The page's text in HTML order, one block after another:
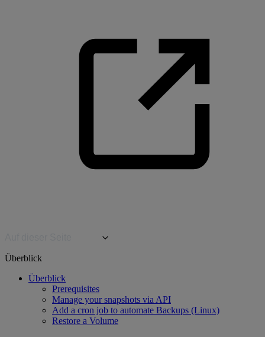
Überblick
Überblick
Prerequisites
Manage your snapshots via API
Add a cron job to automate Backups (Linux)
Restore a Volume